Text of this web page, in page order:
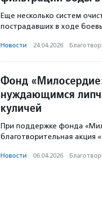
Еще несколько систем
пострадавших в ходе
Новости · 24.04.2026 ·
Фонд
нуждающимся
куличей
При поддержке фонда
благотворительная акция
Новости · 06.04.2026 ·